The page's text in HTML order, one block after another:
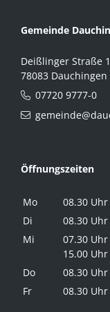
Gemeinde
Deißlinger Straße 1
78083 Dauchingen
07720 9777-0
Öffnungszeiten
Mo
08.30
Di
08.30
Mi
07.30
15.00
Do
08.30
Fr
08.30